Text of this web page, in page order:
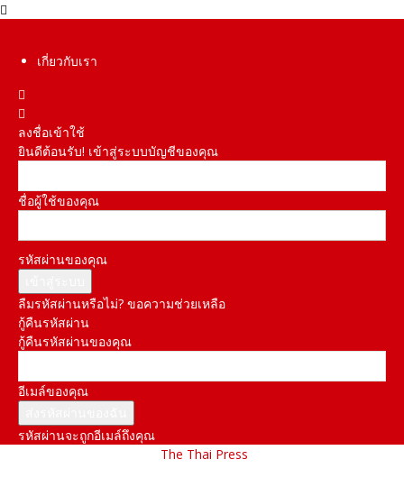
เกี่ยวกับเรา
ลงชื่อเข้าใช้
ยินดีต้อนรับ! เข้าสู่ระบบบัญชีของคุณ
ชื่อผู้ใช้ของคุณ
รหัสผ่านของคุณ
ลืมรหัสผ่านหรือไม่? ขอความช่วยเหลือ
กู้คืนรหัสผ่าน
กู้คืนรหัสผ่านของคุณ
อีเมล์ของคุณ
รหัสผ่านจะถูกอีเมล์ถึงคุณ
The Thai Press